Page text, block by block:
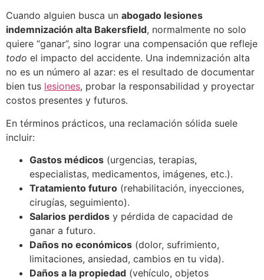
Cuando alguien busca un abogado lesiones
indemnización alta Bakersfield, normalmente no solo
quiere “ganar”, sino lograr una compensación que refleje
todo el impacto del accidente. Una indemnización alta
no es un número al azar: es el resultado de documentar
bien tus lesiones, probar la responsabilidad y proyectar
costos presentes y futuros.
En términos prácticos, una reclamación sólida suele
incluir:
Gastos médicos (urgencias, terapias,
especialistas, medicamentos, imágenes, etc.).
Tratamiento futuro (rehabilitación, inyecciones,
cirugías, seguimiento).
Salarios perdidos y pérdida de capacidad de
ganar a futuro.
Daños no económicos (dolor, sufrimiento,
limitaciones, ansiedad, cambios en tu vida).
Daños a la propiedad (vehículo, objetos